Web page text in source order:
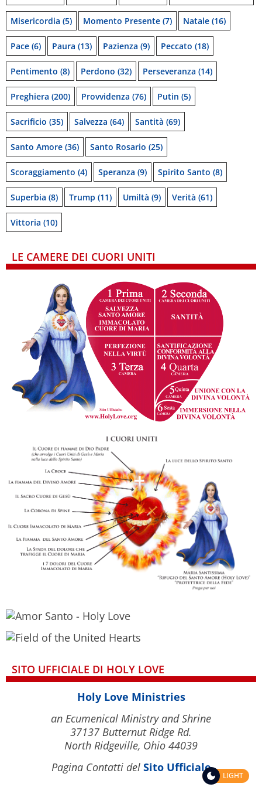
Misericordia (5) Momento Presente (7) Natale (16)
Pace (6) Paura (13) Pazienza (9) Peccato (18)
Pentimento (8) Perdono (32) Perseveranza (14)
Preghiera (200) Provvidenza (76) Putin (5)
Sacrificio (35) Salvezza (64) Santità (69)
Santo Amore (36) Santo Rosario (25)
Scoraggiamento (4) Speranza (9) Spirito Santo (8)
Superbia (8) Trump (11) Umiltà (9) Verità (61)
Vittoria (10)
LE CAMERE DEI CUORI UNITI
SITO UFFICIALE DI HOLY LOVE
Holy Love Ministries
an Ecumenical Ministry and Shrine
37137 Butternut Ridge Rd.
North Ridgeville, Ohio 44039
Pagina Contatti del Sito Ufficiale
LIGHT